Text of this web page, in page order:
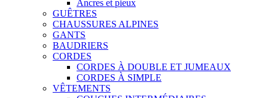
Ancres et pieux
GUÊTRES
CHAUSSURES ALPINES
GANTS
BAUDRIERS
CORDES
CORDES À DOUBLE ET JUMEAUX
CORDES À SIMPLE
VÊTEMENTS